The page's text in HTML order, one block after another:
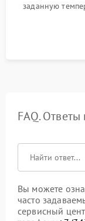
заданную
компрессора,
FAQ.
Вы можете
часто
сервисный